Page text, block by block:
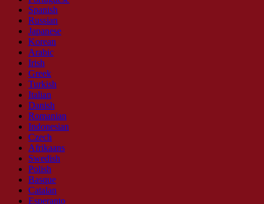
Spanish
Russian
Japanese
Korean
Arabic
Irish
Greek
Turkish
Italian
Danish
Romanian
Indonesian
Czech
Afrikaans
Swedish
Polish
Basque
Catalan
Esperanto